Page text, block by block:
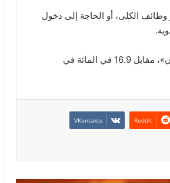
الكلى، أو الحاجة إلى دخول
وسُجلت هذه المضاعفات لدى 13.9 في المائة من المرضى الذين تلقّوا «فينيرينون»، مقابل 16.9 في المائة في